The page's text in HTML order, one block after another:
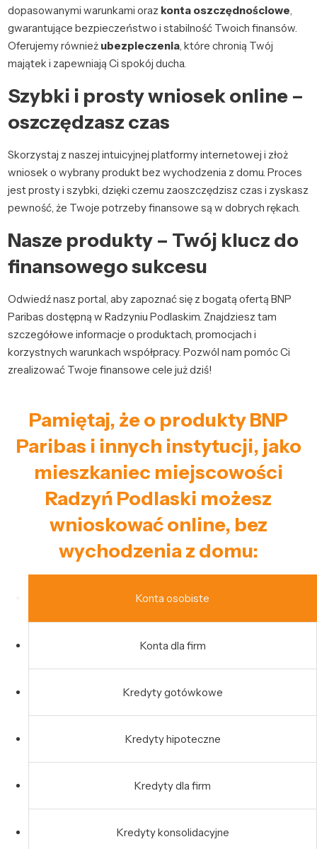
dopasowanymi warunkami oraz konta oszczędnościowe,
gwarantujące bezpieczeństwo i stabilność Twoich finansów.
Oferujemy również ubezpieczenia, które chronią Twój
majątek i zapewniają Ci spokój ducha.
Szybki i prosty wniosek online –
oszczędzasz czas
Skorzystaj z naszej intuicyjnej platformy internetowej i złoż
wniosek o wybrany produkt bez wychodzenia z domu. Proces
jest prosty i szybki, dzięki czemu zaoszczędzisz czas i zyskasz
pewność, że Twoje potrzeby finansowe są w dobrych rękach.
Nasze produkty – Twój klucz do
finansowego sukcesu
Odwiedź nasz portal, aby zapoznać się z bogatą ofertą BNP
Paribas dostępną w Radzyniu Podlaskim. Znajdziesz tam
szczegółowe informacje o produktach, promocjach i
korzystnych warunkach współpracy. Pozwól nam pomóc Ci
zrealizować Twoje finansowe cele już dziś!
Pamiętaj, że o produkty BNP
Paribas i innych instytucji, jako
mieszkaniec miejscowości
Radzyń Podlaski możesz
wnioskować online, bez
wychodzenia z domu:
Konta osobiste
Konta dla firm
Kredyty gotówkowe
Kredyty hipoteczne
Kredyty dla firm
Kredyty konsolidacyjne